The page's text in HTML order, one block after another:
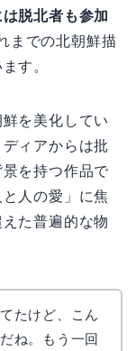
脱北者も参加
までの北朝鮮描
す。
を美化してい
ィアからは批
を持つ作品で
人の愛」に焦
た普遍的な物
たけど、こん
ね。もう一回